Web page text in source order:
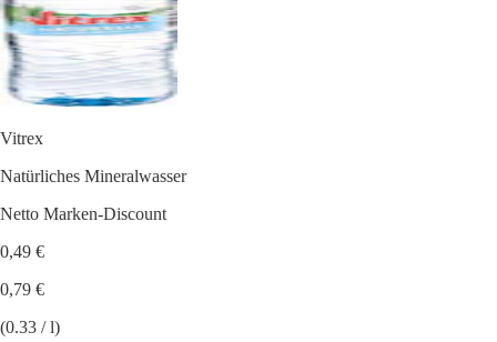
Vitrex
Natürliches Mineralwasser
Netto Marken-Discount
0,49 €
0,79 €
(0.33 / l)